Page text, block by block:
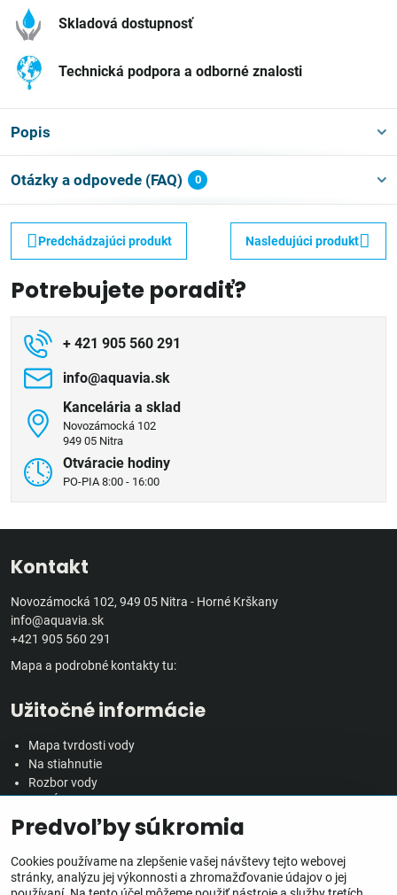
Skladová dostupnosť
Technická podpora a odborné znalosti
Popis
Otázky a odpovede (FAQ) 0
Predchádzajúci produkt Nasledujúci produkt
Potrebujete poradiť?
+ 421 905 560 291
info​@aquavia​.sk
Kancelária a sklad
Novozámocká 102
949 05 Nitra
Otváracie hodiny
PO-PIA 8:00 - 16:00
Kontakt
Novozámocká 102, 949 05 Nitra - Horné Krškany
info@aquavia.sk
+421 905 560 291
Mapa a podrobné kontakty tu:
Užitočné informácie
Mapa tvrdosti vody
Na stiahnutie
Rozbor vody
Veľkoobchodná spolupráca
Všetko o nákupe
Predvoľby súkromia
Cookies používame na zlepšenie vašej návštevy tejto webovej
stránky, analýzu jej výkonnosti a zhromažďovanie údajov o jej